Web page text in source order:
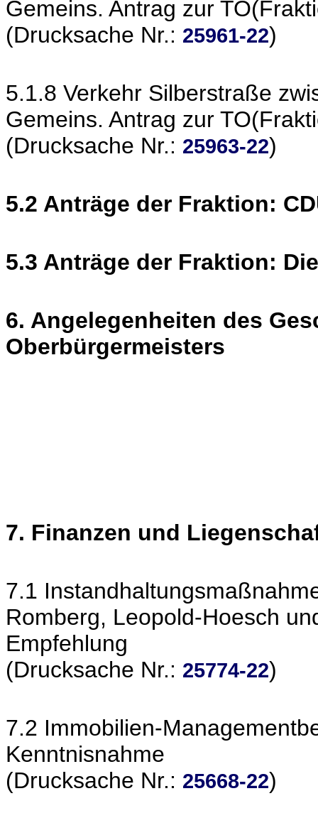
Gemeins. Antrag zur
(Drucksache Nr.: 25961-22)
5.1.8 Verkehr Silberstraße
Gemeins. Antrag zur
(Drucksache Nr.: 25963-22)
5.2 Anträge der Fraktion:
5.3 Anträge der Fraktion:
6. Angelegenheiten des
Oberbürgermeisters
7. Finanzen und
7.1
Romberg, Leopold-Hoesch
Empfehlung
(Drucksache Nr.: 25774-22)
7.2 Immobilien-
Kenntnisnahme
(Drucksache Nr.: 25668-22)